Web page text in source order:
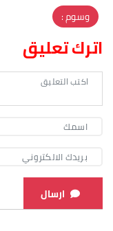
وسوم :
اترك تعليق
ارسال